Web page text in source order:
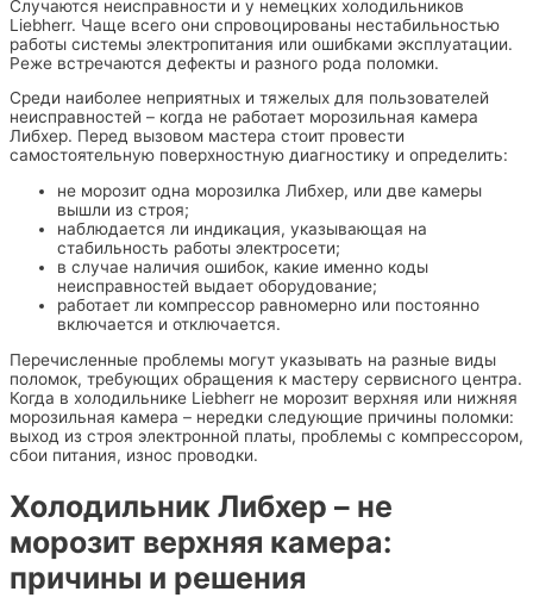
Случаются неисправности и у немецких холодильников
Liebherr. Чаще всего они спровоцированы нестабильностью
работы системы электропитания или ошибками эксплуатации.
Реже встречаются дефекты и разного рода поломки.
Среди наиболее неприятных и тяжелых для пользователей
неисправностей – когда не работает морозильная камера
Либхер. Перед вызовом мастера стоит провести
самостоятельную поверхностную диагностику и определить:
не морозит одна морозилка Либхер, или две камеры
вышли из строя;
наблюдается ли индикация, указывающая на
стабильность работы электросети;
в случае наличия ошибок, какие именно коды
неисправностей выдает оборудование;
работает ли компрессор равномерно или постоянно
включается и отключается.
Перечисленные проблемы могут указывать на разные виды
поломок, требующих обращения к мастеру сервисного центра.
Когда в холодильнике Liebherr не морозит верхняя или нижняя
морозильная камера – нередки следующие причины поломки:
выход из строя электронной платы, проблемы с компрессором,
сбои питания, износ проводки.
Холодильник Либхер – не
морозит верхняя камера:
причины и решения